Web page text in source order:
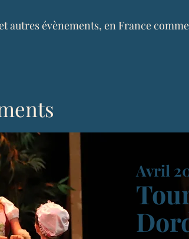
autres évènements, en France
Avril